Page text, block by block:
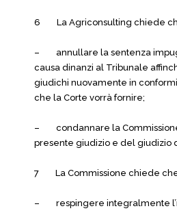
6 La Agriconsulting chiede
– annullare la sentenza
causa dinanzi al Tribunale
giudichi nuovamente in
che la Corte vorrà fornire;
– condannare la
presente giudizio e del giudizio
7 La Commissione chiede che
– respingere integralmente